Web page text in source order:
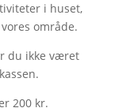
i huset,
område.
du ikke været
200 kr.